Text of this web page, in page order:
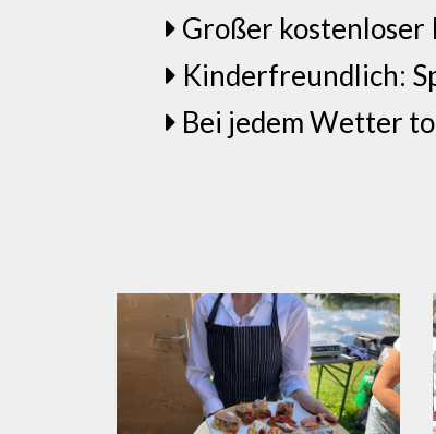
Großer
Kinderfreundlich:
Bei jedem Wetter